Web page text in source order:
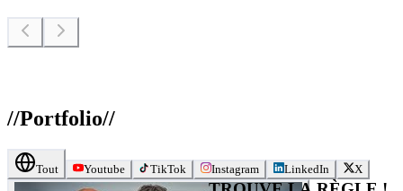
//Portfolio//
Tout Youtube TikTok Instagram LinkedIn X